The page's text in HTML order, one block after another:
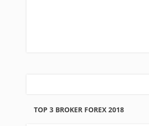
TOP 3 BROKER FOREX 2018